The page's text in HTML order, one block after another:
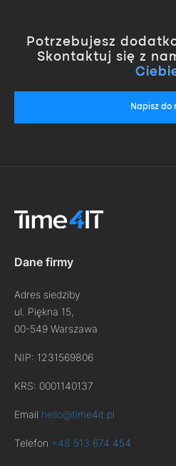
Potrzebujesz
Skontaktuj się z
Napisz do
Dane firmy
Adres siedziby
ul. Piękna 15,
00-549 Warszawa
NIP: 1231569806
KRS: 0001140137
Email hello@time4it.pl
Telefon +48 513 674 454